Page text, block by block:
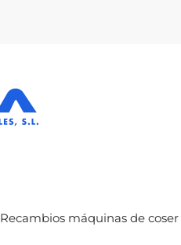
Recambios máquinas de coser